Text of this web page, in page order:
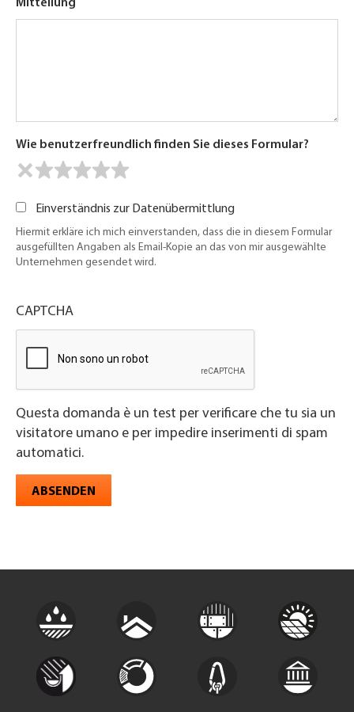
Mitteilung
Wie benutzerfreundlich finden Sie dieses Formular?
Einverständnis zur Datenübermittlung
Hiermit erkläre ich mich einverstanden, dass die in diesem Formular
ausgefüllten Angaben als Email-Kopie an das von mir ausgewählte
Unternehmen gesendet wird.
CAPTCHA
Questa domanda è un test per verificare che tu sia un
visitatore umano e per impedire inserimenti di spam
automatici.
ABSENDEN